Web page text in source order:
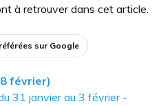
à retrouver dans cet article.
sur Google
février)
31 janvier au 3 février -